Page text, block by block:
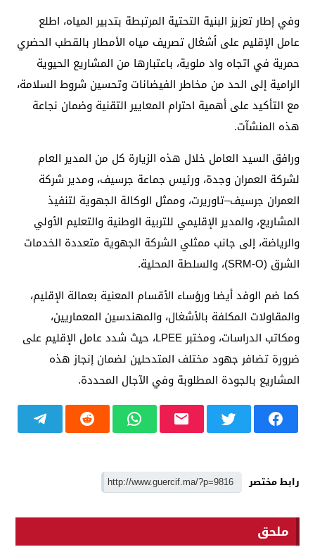
وفي إطار تعزيز البنية التحتية المرتبطة بتدبير المياه، اطلع
عامل الإقليم على أشغال تصريف مياه الأمطار بالقطب الحضري
حمرية في اتجاه واد ملوية، باعتبارها من المشاريع الحيوية
الرامية إلى الحد من مخاطر الفيضانات وتحسين شروط السلامة،
مع التأكيد على أهمية احترام المعايير التقنية وضمان نجاعة
هذه المنشآت.
ورافق السيد العامل خلال هذه الزيارة كل من المدير العام
لشركة العمران وجدة، ورئيس جماعة جرسيف، ومدير شركة
العمران جرسيف–تاوريرت، وممثل الوكالة الجهوية لتنفيذ
المشاريع، والمدير الإقليمي للتربية الوطنية والتعليم الأولي
والرياضة، إلى جانب ممثلي الشركة الجهوية متعددة الخدمات
الشرق (SRM-O)، والسلطة المحلية.
كما ضم الوفد أيضا ورؤساء الأقسام المعنية بعمالة الإقليم،
والمقاولات المكلفة بالأشغال، والمهندسين المعماريين،
ومكاتب الدراسات، ومختبر LPEE، حيث شدد عامل الإقليم على
ضرورة تضافر جهود مختلف المتدحلين لضمان إنجاز هذه
المشاريع بالجودة المطلوبة وفي الآجال المحددة.
رابط مختصر
ملحق